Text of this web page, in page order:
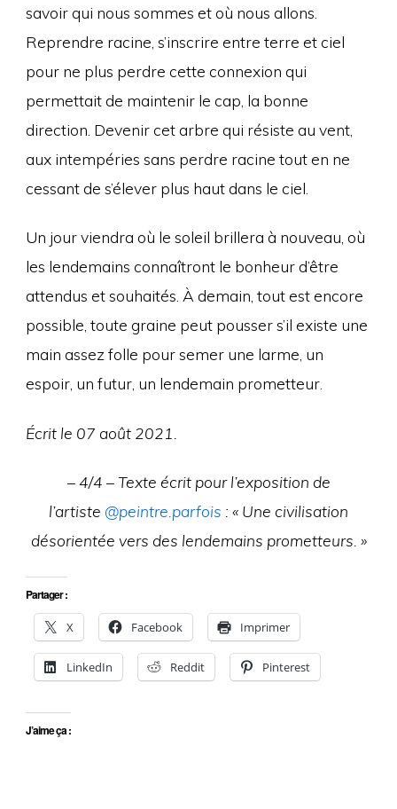
savoir qui nous sommes et où nous allons.
Reprendre racine, s’inscrire entre terre et ciel
pour ne plus perdre cette connexion qui
permettait de maintenir le cap, la bonne
direction. Devenir cet arbre qui résiste au vent,
aux intempéries sans perdre racine tout en ne
cessant de s’élever plus haut dans le ciel.
Un jour viendra où le soleil brillera à nouveau, où
les lendemains connaîtront le bonheur d’être
attendus et souhaités. À demain, tout est encore
possible, toute graine peut pousser s’il existe une
main assez folle pour semer une larme, un
espoir, un futur, un lendemain prometteur.
Écrit le 07 août 2021.
– 4/4 – Texte écrit pour l’exposition de
l’artiste @peintre.parfois : « Une civilisation
désorientée vers des lendemains prometteurs. »
Partager :
X Facebook Imprimer
LinkedIn Reddit Pinterest
J’aime ça :